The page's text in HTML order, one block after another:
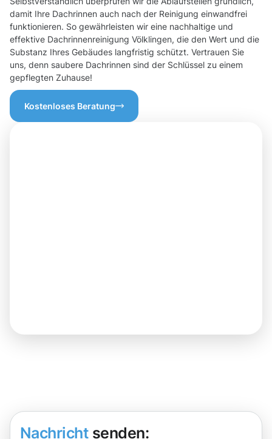
damit Ihre Dachrinnen auch nach der Reinigung einwandfrei
funktionieren. So gewährleisten wir eine nachhaltige und
effektive Dachrinnenreinigung Völklingen, die den Wert und die
Substanz Ihres Gebäudes langfristig schützt. Vertrauen Sie
uns, denn saubere Dachrinnen sind der Schlüssel zu einem
gepflegten Zuhause!
Kostenloses Beratung
Nachricht senden: